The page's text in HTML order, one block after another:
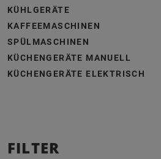
KÜHLGERÄTE
KAFFEEMASCHINEN
SPÜLMASCHINEN
KÜCHENGERÄTE MANUELL
KÜCHENGERÄTE ELEKTRISCH
FILTER